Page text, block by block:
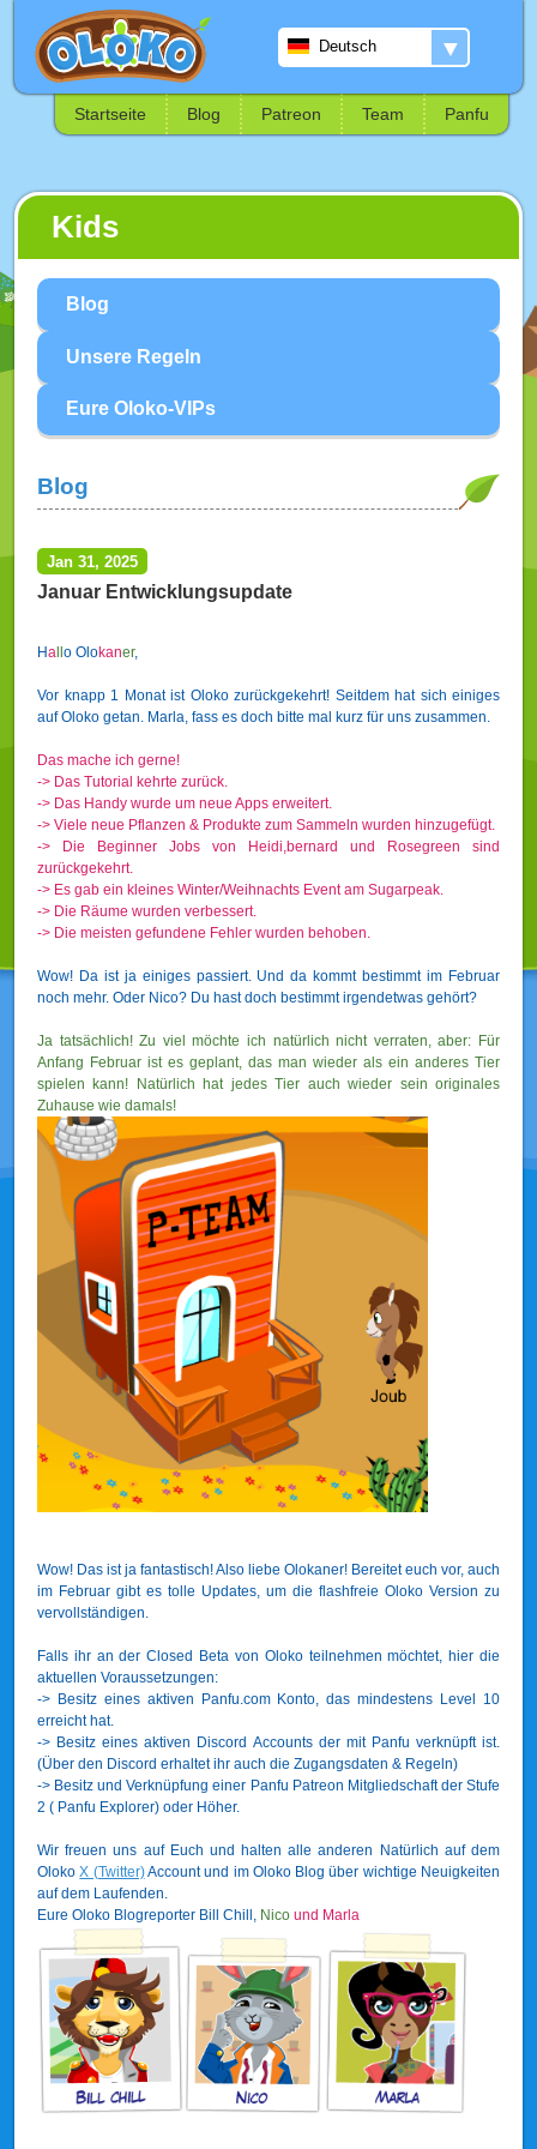
▼
Deutsch
Startseite Blog Patreon Team Panfu
Kids
Blog
Unsere Regeln
Eure Oloko-VIPs
Blog
Jan 31, 2025
Januar Entwicklungsupdate
Ha o Olokaner,
Vor knapp 1 Monat ist Oloko zurückgekehrt! Seitdem hat sich einiges
auf Oloko getan. Marla, fass es doch bitte mal kurz für uns zusammen.
Das mache ich gerne!
-> Das Tutorial kehrte zurück.
-> Das Handy wurde um neue Apps erweitert.
-> Viele neue Pflanzen & Produkte zum Sammeln wurden hinzugefügt.
-> Die Beginner Jobs von Heidi,bernard und Rosegreen sind
zurückgekehrt.
-> Es gab ein kleines Winter/Weihnachts Event am Sugarpeak.
-> Die Räume wurden verbessert.
-> Die meisten gefundene Fehler wurden behoben.
Wow! Da ist ja einiges passiert. Und da kommt bestimmt im Februar
noch mehr. Oder Nico? Du hast doch bestimmt irgendetwas gehört?
Ja tatsächlich! Zu viel möchte ich natürlich nicht verraten, aber: Für
Anfang Februar ist es geplant, das man wieder als ein anderes Tier
spielen kann! Natürlich hat jedes Tier auch wieder sein originales
Zuhause wie damals!
Wow! Das ist ja fantastisch! Also liebe Olokaner! Bereitet euch vor, auch
im Februar gibt es tolle Updates, um die flashfreie Oloko Version zu
vervollständigen.
Falls ihr an der Closed Beta von Oloko teilnehmen möchtet, hier die
aktuellen Voraussetzungen:
-> Besitz eines aktiven Panfu.com Konto, das mindestens Level 10
erreicht hat.
-> Besitz eines aktiven Discord Accounts der mit Panfu verknüpft ist.
(Über den Discord erhaltet ihr auch die Zugangsdaten & Regeln)
-> Besitz und Verknüpfung einer Panfu Patreon Mitgliedschaft der Stufe
2 ( Panfu Explorer) oder Höher.
Wir freuen uns auf Euch und halten alle anderen Natürlich auf dem
OlokoX (Twitter)Account und im Oloko Blog über wichtige Neuigkeiten
auf dem Laufenden.
Eure Oloko Blogreporter Bill Chill, Nico und Marla